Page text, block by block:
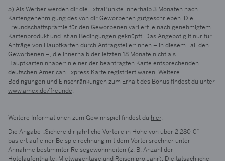
5) Als Werber werden dir die ExtraPunkte innerhalb 3 Monaten nach
Kartengenehmigung des von dir Geworbenen gutgeschrieben. Die
Freundschaftsprämie für den Geworbenen variiert je nach genehmigtem
Kartenprodukt und ist an Bedingungen geknüpft. Das Angebot gilt nur für
Anträge von Hauptkarten durch Antragsteller:innen – in diesem Fall den
Geworbenen –, die innerhalb der letzten 18 Monate nicht als
Hauptkarteninhaber:in einer der beantragten Karte entsprechenden
deutschen American Express Karte registriert waren. Weitere
Bedingungen und Einschränkungen zum Erhalt des Bonus findest du unter
www.amex.de/freunde.
Weitere Informationen zum Gewinnspiel findest du hier.
Die Angabe „Sichere dir jährliche Vorteile in Höhe von über 2.280 €“
basiert auf einer Beispielrechnung mit dem Vorteilsrechner unter
Annahme bestimmter Reisegewohnheiten (z. B. Anzahl der
Hotelaufenthalte, Mietwagentage und Reisen pro Jahr). Die tatsächliche